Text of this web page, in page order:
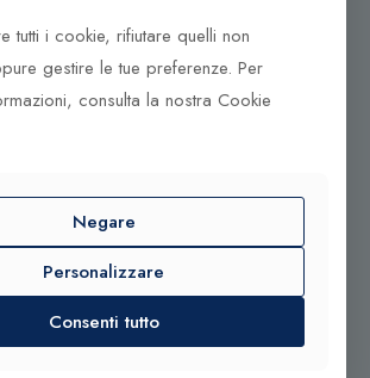
Contattaci qui
Tel. +39 0932 683156
tutti i cookie, rifiutare quelli non
gestire le tue preferenze. Per
consulta la nostra Cookie
Negare
Personalizzare
Consenti tutto